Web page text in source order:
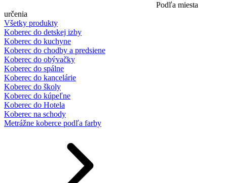
Podľa miesta
určenia
Všetky produkty
Koberec do detskej izby
Koberec do kuchyne
Koberec do chodby a predsiene
Koberec do obývačky
Koberec do spálne
Koberec do kancelárie
Koberec do školy
Koberec do kúpeľne
Koberec do Hotela
Koberec na schody
Metrážne koberce podľa farby